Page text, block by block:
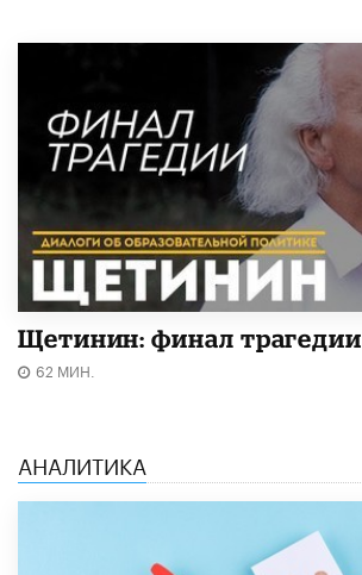
Щетинин: финал трагедии
62 МИН.
АНАЛИТИКА